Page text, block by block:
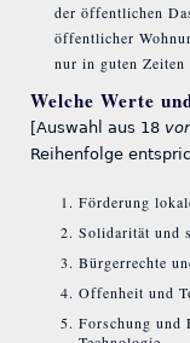
der öffentlichen
öffentlicher
nur in guten Zeiten
Welche Werte
[Auswahl aus 18
Reihenfolge
Förderung
Solidarität und
Bürgerrechte
Offenheit und
Forschung und